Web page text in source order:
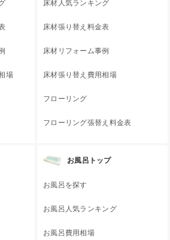
場
床材人気ランキング
床材張り替え料金表
床材リフォーム事例
床材張り替え費用相場
フローリング
フローリング張替え料金表
お風呂トップ
お風呂を探す
お風呂人気ランキング
お風呂費用相場